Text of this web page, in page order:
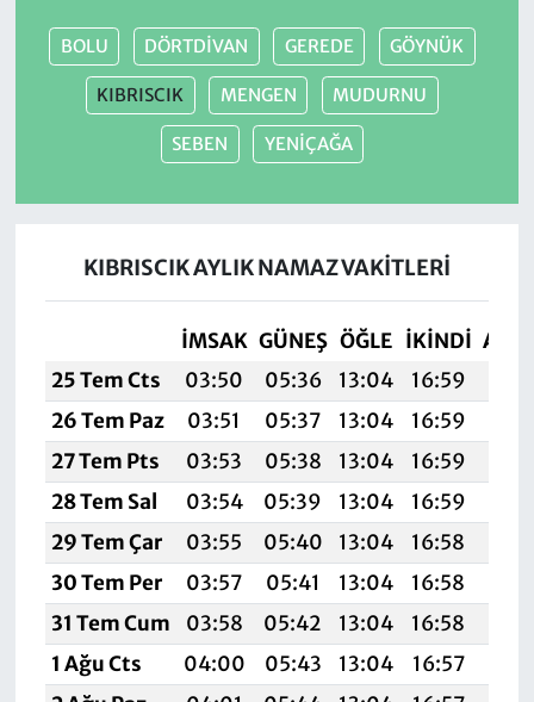
BOLU DÖRTDİVAN GEREDE GÖYNÜK
KIBRISCIK MENGEN MUDURNU
SEBEN YENİÇAĞA
KIBRISCIK AYLIK NAMAZ VAKITLERI
İMSAK GÜNEŞ ÖĞLE İKINDI
25 Tem Cts
03:50 05:36 13:04 16:59
26 Tem Paz
03:51 05:37 13:04 16:59
27 Tem Pts
03:53 05:38 13:04 16:59
28 Tem Sal
03:54 05:39 13:04 16:59
29 Tem Çar
03:55 05:40 13:04 16:58
30 Tem Per
03:57 05:41 13:04 16:58
31 Tem Cum
03:58 05:42 13:04 16:58
1 Ağu Cts
04:00 05:43 13:04 16:57